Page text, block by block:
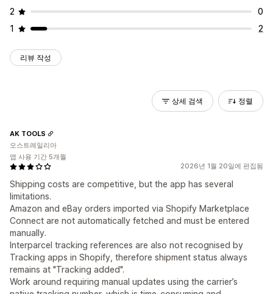
2
0
1
2
리뷰 작성
상세 검색 정렬
2026년 1월 20일에 편집됨
Shipping costs are competitive, but the app has several
limitations.
Amazon and eBay orders imported via Shopify Marketplace
Connect are not automatically fetched and must be entered
manually.
Interparcel tracking references are also not recognised by
Tracking apps in Shopify, therefore shipment status always
remains at "Tracking added".
Work around requiring manual updates using the carrier’s
AK TOOLS
오스트레일리아
앱 사용 기간 5개월